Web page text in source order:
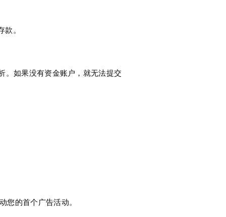
。
。如果没有资金账户，就无法提交
的首个广告活动。